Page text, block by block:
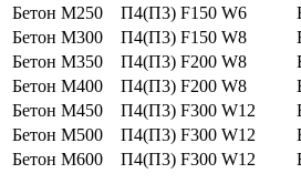
Бетон М250
П4(П3) F150 W6
Бетон М300
П4(П3) F150 W8
Бетон М350
П4(П3) F200 W8
Бетон М400
П4(П3) F200 W8
Бетон М450
П4(П3) F300 W12
Бетон М500
П4(П3) F300 W12
Бетон М600
П4(П3) F300 W12